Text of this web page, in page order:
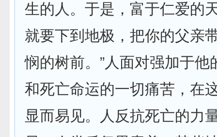
生的人。于是，富于仁爱的
就要下到地极，把你的父亲
悯的树前。”人面对强加于他
和死亡命运的一切痛苦，在
显而易见。人反抗死亡的力